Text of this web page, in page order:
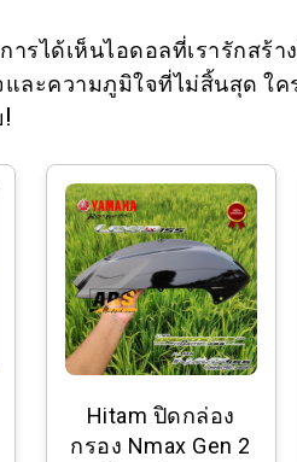
การได้เห็นไอดอลที่เรารักสร้
ะความภูมิใจที่ไม่สิ้นสุด ใครที่
Hitam ปิดกล่อง
กรอง Nmax Gen 2